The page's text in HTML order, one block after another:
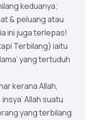
keduanya;
& peluang atau
ini juga terlepas!
Terbilang) iaitu
yang tertuduh
kerana Allah,
Allah suatu
yang terbilang